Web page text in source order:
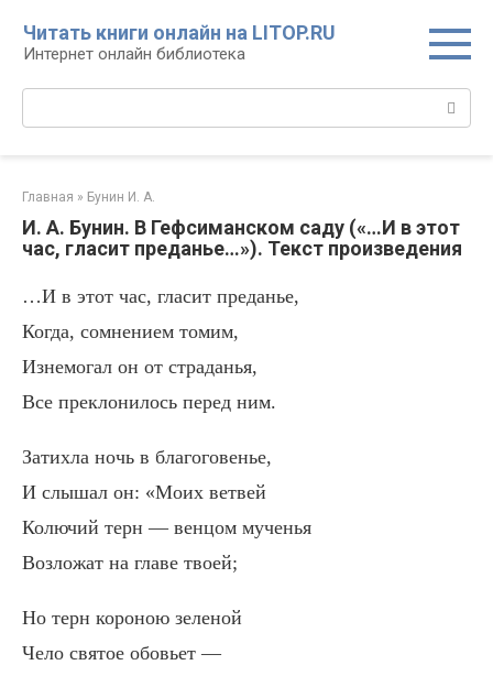
контенту
Читать книги онлайн на LITOP.RU
Интернет онлайн библиотека
Главная » Бунин И. А.
И. А. Бунин. В Гефсиманском саду («…И в этот
час, гласит преданье…»). Текст произведения
…И в этот час, гласит преданье,
Когда, сомнением томим,
Изнемогал он от страданья,
Все преклонилось перед ним.
Затихла ночь в благоговенье,
И слышал он: «Моих ветвей
Колючий терн — венцом мученья
Возложат на главе твоей;
Но терн короною зеленой
Чело святое обовьет —